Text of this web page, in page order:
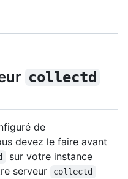
collectd
de
devez le faire avant
sur votre instance
serveur
collectd